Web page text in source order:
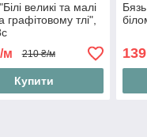
великі та малі
графітовому тлі",
м 210 ₴/м
Купити